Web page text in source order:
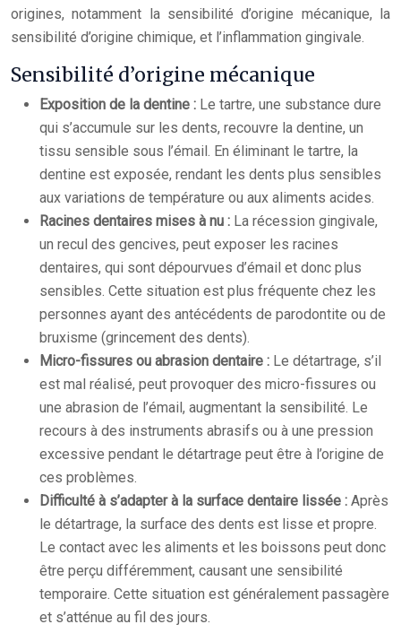
origines, notamment la sensibilité d’origine mécanique, la
sensibilité d’origine chimique, et l’inflammation gingivale.
Sensibilité d’origine mécanique
Exposition de la dentine : Le tartre, une substance dure
qui s’accumule sur les dents, recouvre la dentine, un
tissu sensible sous l’émail. En éliminant le tartre, la
dentine est exposée, rendant les dents plus sensibles
aux variations de température ou aux aliments acides.
Racines dentaires mises à nu : La récession gingivale,
un recul des gencives, peut exposer les racines
dentaires, qui sont dépourvues d’émail et donc plus
sensibles. Cette situation est plus fréquente chez les
personnes ayant des antécédents de parodontite ou de
bruxisme (grincement des dents).
Micro-fissures ou abrasion dentaire : Le détartrage, s’il
est mal réalisé, peut provoquer des micro-fissures ou
une abrasion de l’émail, augmentant la sensibilité. Le
recours à des instruments abrasifs ou à une pression
excessive pendant le détartrage peut être à l’origine de
ces problèmes.
Difficulté à s’adapter à la surface dentaire lissée : Après
le détartrage, la surface des dents est lisse et propre.
Le contact avec les aliments et les boissons peut donc
être perçu différemment, causant une sensibilité
temporaire. Cette situation est généralement passagère
et s’atténue au fil des jours.